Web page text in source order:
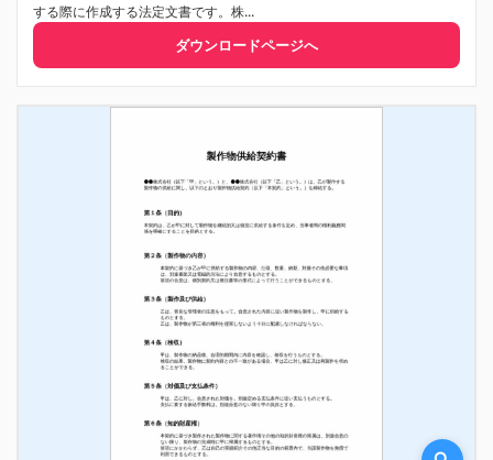
する際に作成する法定文書です。株...
ダウンロードページへ